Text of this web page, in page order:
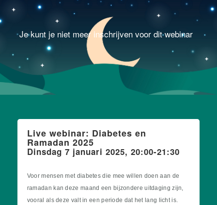
Je kunt je niet meer inschrijven voor dit webinar
Live webinar: Diabetes en
Ramadan 2025
Dinsdag 7 januari 2025, 20:00-21:30
Voor mensen met diabetes die mee willen doen aan de
ramadan kan deze maand een bijzondere uitdaging zijn,
vooral als deze valt in een periode dat het lang licht is.